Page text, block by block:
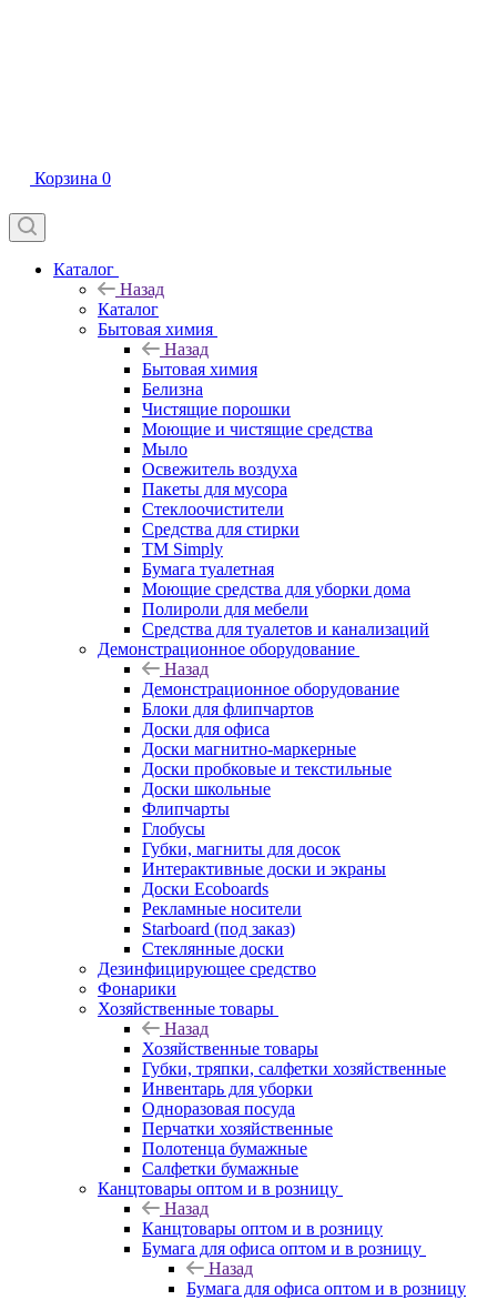
Корзина 0
Каталог
Назад
Каталог
Бытовая химия
Назад
Бытовая химия
Белизна
Чистящие порошки
Моющие и чистящие средства
Мыло
Освежитель воздуха
Пакеты для мусора
Стеклоочистители
Средства для стирки
TM Simply
Бумага туалетная
Моющие средства для уборки дома
Полироли для мебели
Средства для туалетов и канализаций
Демонстрационное оборудование
Назад
Демонстрационное оборудование
Блоки для флипчартов
Доски для офиса
Доски магнитно-маркерные
Доски пробковые и текстильные
Доски школьные
Флипчарты
Глобусы
Губки, магниты для досок
Интерактивные доски и экраны
Доски Ecoboards
Рекламные носители
Starboard (под заказ)
Стеклянные доски
Дезинфицирующее средство
Фонарики
Хозяйственные товары
Назад
Хозяйственные товары
Губки, тряпки, салфетки хозяйственные
Инвентарь для уборки
Одноразовая посуда
Перчатки хозяйственные
Полотенца бумажные
Салфетки бумажные
Канцтовары оптом и в розницу
Назад
Канцтовары оптом и в розницу
Бумага для офиса оптом и в розницу
Назад
Бумага для офиса оптом и в розницу